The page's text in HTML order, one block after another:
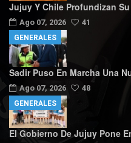
Jujuy Y Chile Profundizan
Ago 07, 2026 41
Sadir Puso En Marcha Una
Ago 07, 2026 48
GENERALES
El Gobierno De Jujuy Pone
GENERALES